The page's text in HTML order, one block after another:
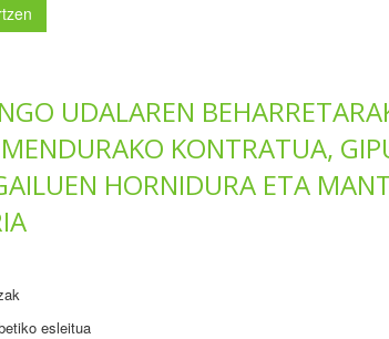
UDALAREN
KONTRATUA,
HORNIDURA ETA
esleitua